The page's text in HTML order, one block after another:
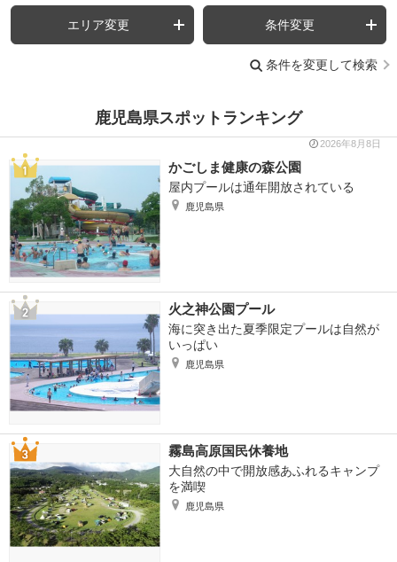
エリア変更 条件変更
条件を変更して検索
鹿児島県スポットランキング
2026年8月8日
かごしま健康の森公園
屋内プールは通年開放されている
鹿児島県
火之神公園プール
海に突き出た夏季限定プールは自然が
いっぱい
鹿児島県
霧島高原国民休養地
大自然の中で開放感あふれるキャンプ
を満喫
鹿児島県